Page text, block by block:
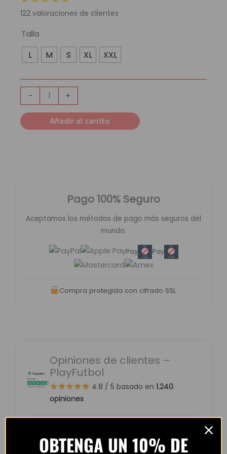
original
era:
es:
122 valoraciones de clientes
Talla
L M S XL XXL
-
Chándal
Chelsea
Football
|
Azul
Marino
cantidad
+
Añadir al carrito
Pago 100% Seguro
Aceptamos los métodos de pago más seguros del
mundo.
Pay Pay
Compra protegida con cifrado SSL.
Opiniones de clientes –
PlayFutbol
4.8 / 5 basado en 1.240
opiniones
“Camiseta mejor de lo esperado. El envío
OBTENGA UN 10% DE